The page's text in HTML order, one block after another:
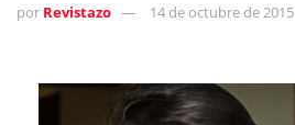
por Revistazo 14 de octubre de 2015